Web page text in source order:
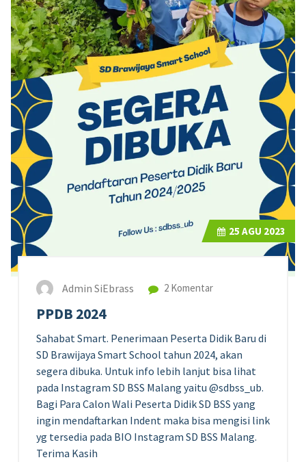
25 AGU 2023
Admin SiEbrass 2 Komentar
PPDB 2024
Sahabat Smart. Penerimaan Peserta Didik Baru di
SD Brawijaya Smart School tahun 2024, akan
segera dibuka. Untuk info lebih lanjut bisa lihat
pada Instagram SD BSS Malang yaitu @sdbss_ub.
Bagi Para Calon Wali Peserta Didik SD BSS yang
ingin mendaftarkan Indent maka bisa mengisi link
yg tersedia pada BIO Instagram SD BSS Malang.
Terima Kasih